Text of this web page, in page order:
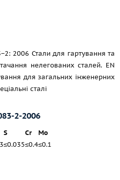
2006 Стали для гартування та
нелегованих сталей. EN
для загальних інженерних
сталі
2-2006
S Cr
Mo
≤0.035≤0.4≤0.1